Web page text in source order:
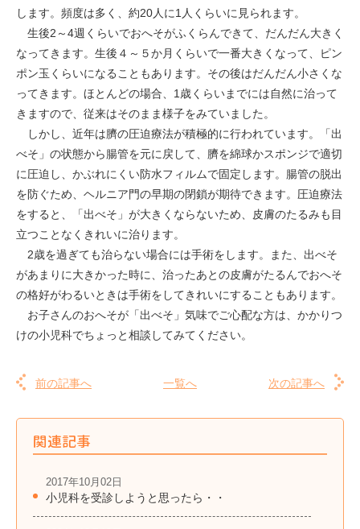
します。頻度は多く、約20人に1人くらいに見られます。
生後2～4週くらいでおへそがふくらんできて、だんだん大きく
なってきます。生後４～５か月くらいで一番大きくなって、ピン
ポン玉くらいになることもあります。その後はだんだん小さくな
ってきます。ほとんどの場合、1歳くらいまでには自然に治って
きますので、従来はそのまま様子をみていました。
しかし、近年は臍の圧迫療法が積極的に行われています。「出
べそ」の状態から腸管を元に戻して、臍を綿球かスポンジで適切
に圧迫し、かぶれにくい防水フィルムで固定します。腸管の脱出
を防ぐため、ヘルニア門の早期の閉鎖が期待できます。圧迫療法
をすると、「出べそ」が大きくならないため、皮膚のたるみも目
立つことなくきれいに治ります。
2歳を過ぎても治らない場合には手術をします。また、出べそ
があまりに大きかった時に、治ったあとの皮膚がたるんでおへそ
の格好がわるいときは手術をしてきれいにすることもあります。
お子さんのおへそが「出べそ」気味でご心配な方は、かかりつ
けの小児科でちょっと相談してみてください。
前の記事へ 一覧へ 次の記事へ
関連記事
2017年10月02日
小児科を受診しようと思ったら・・